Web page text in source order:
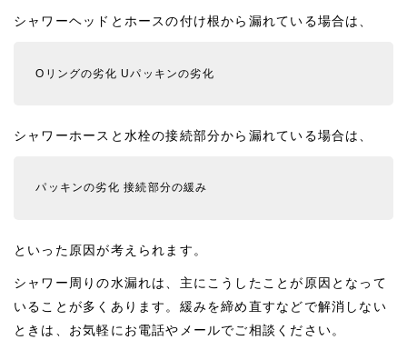
シャワーヘッドとホースの付け根から漏れている場合は、
Oリングの劣化 Uパッキンの劣化
シャワーホースと水栓の接続部分から漏れている場合は、
パッキンの劣化 接続部分の緩み
といった原因が考えられます。
シャワー周りの水漏れは、主にこうしたことが原因となって
いることが多くあります。緩みを締め直すなどで解消しない
ときは、お気軽にお電話やメールでご相談ください。